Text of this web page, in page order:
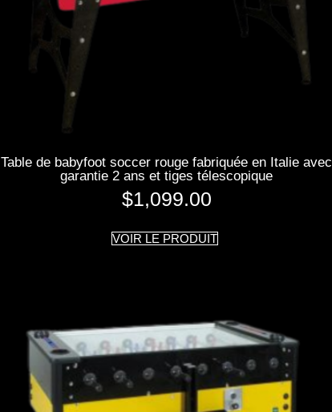
Table de babyfoot soccer rouge fabriquée en Italie avec
garantie 2 ans et tiges télescopique
$1,099.00
VOIR LE PRODUIT